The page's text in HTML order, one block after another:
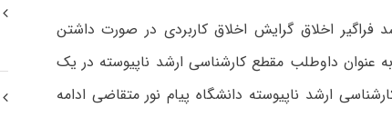
فراگیر اخلاق گرایش اخلاق کاربردی در صورت داشتن
به عنوان داوطلب مقطع کارشناسی ارشد ناپیوسته در یک
کارشناسی ارشد ناپیوسته دانشگاه پیام نور متقاضی ادامه